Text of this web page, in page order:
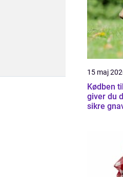
15 maj
Kødben
giver du
sikre